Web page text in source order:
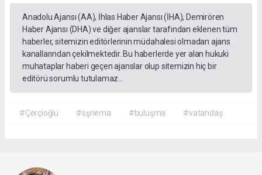
Anadolu Ajansı (AA), İhlas Haber Ajansı (İHA), Demirören
Haber Ajansı (DHA) ve diğer ajanslar tarafından eklenen tüm
haberler, sitemizin editörlerinin müdahalesi olmadan ajans
kanallarından çekilmektedir. Bu haberlerde yer alan hukuki
muhataplar haberi geçen ajanslar olup sitemizin hiç bir
editörü sorumlu tutulamaz...
#Çerçioğlu #sşnema #buluşma #vatandaş